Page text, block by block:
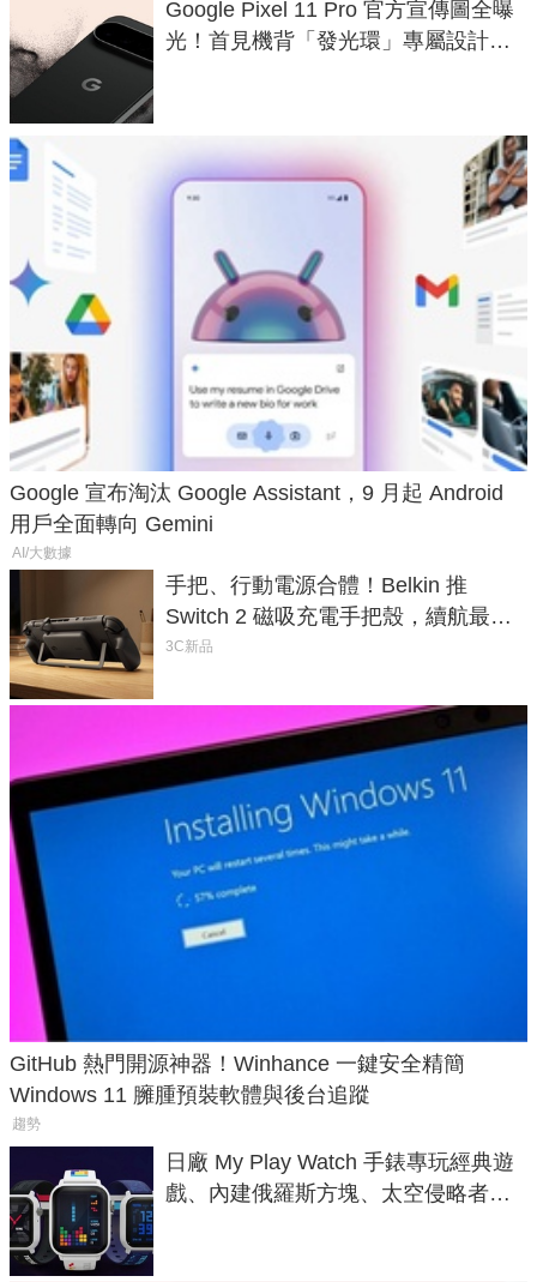
Google Pixel 11 Pro 官方宣傳圖全曝
光！首見機背「發光環」專屬設計、
Google 宣布淘汰 Google Assistant，9 月起 Android
用戶全面轉向 Gemini
AI/大數據
手把、行動電源合體！Belkin 推
Switch 2 磁吸充電手把殼，續航最高
延長 1.5 倍
3C新品
GitHub 熱門開源神器！Winhance 一鍵安全精簡
Windows 11 臃腫預裝軟體與後台追蹤
趨勢
日廠 My Play Watch 手錶專玩經典遊
戲、內建俄羅斯方塊、太空侵略者，